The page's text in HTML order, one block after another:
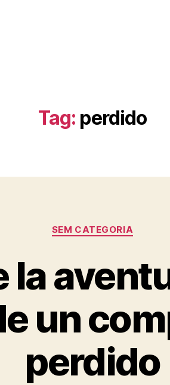
Tag: perdido
Categorias
SEM CATEGORIA
la
un
perdido